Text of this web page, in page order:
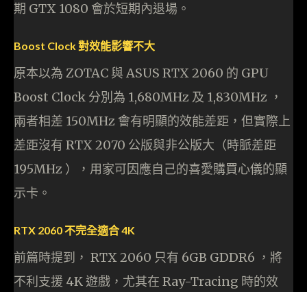
期 GTX 1080 會於短期內退場。
Boost Clock 對效能影響不大
原本以為 ZOTAC 與 ASUS RTX 2060 的 GPU
Boost Clock 分別為 1,680MHz 及 1,830MHz ，
兩者相差 150MHz 會有明顯的效能差距，但實際上
差距沒有 RTX 2070 公版與非公版大（時脈差距
195MHz ），用家可因應自己的喜愛購買心儀的顯
示卡。
RTX 2060 不完全適合 4K
前篇時提到， RTX 2060 只有 6GB GDDR6 ，將
不利支援 4K 遊戲，尤其在 Ray-Tracing 時的效